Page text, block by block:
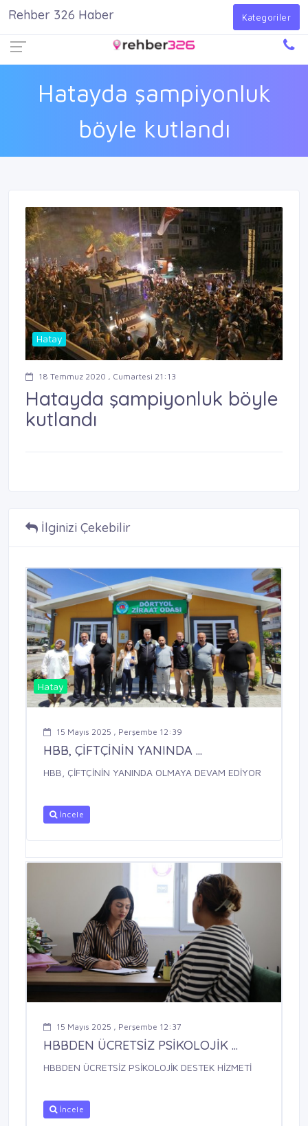
Giriş Yap
Hatayda şampiyonluk
böyle kutlandı
Rehber 326 Haber Kategoriler
Hatay
18 Temmuz 2020 , Cumartesi 21:13
Hatayda şampiyonluk böyle
kutlandı
İlginizi Çekebilir
Hatay
15 Mayıs 2025 , Perşembe 12:39
HBB, ÇİFTÇİNİN YANINDA ...
HBB, ÇİFTÇİNİN YANINDA OLMAYA DEVAM EDİYOR
İncele
15 Mayıs 2025 , Perşembe 12:37
HBBDEN ÜCRETSİZ PSİKOLOJİK ...
HBBDEN ÜCRETSİZ PSİKOLOJİK DESTEK HİZMETİ
İncele